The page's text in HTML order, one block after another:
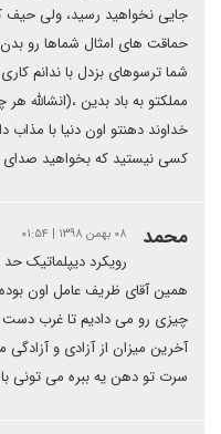
جایی نخواهید رسید، ولی حیف
حماقت های امثال شماها رو بدن
شما ترسوهای بزدل با ندانم
مملکتو به باد بدین ،(انشالله
خداوند دهنتو اون دنیا با
کسی نیستید که بخواهید صدای
محمد ۰۸ بهمن ۱۳۹۸ | ۰۱:۵۴
رویکرد دیپلماتیک
همین آقای ظریف عامل اون
چیزی رو می دادیم تا غرب دست
آخرین میزان از آزادی و
سرت تو دهن یه ببره می تونی